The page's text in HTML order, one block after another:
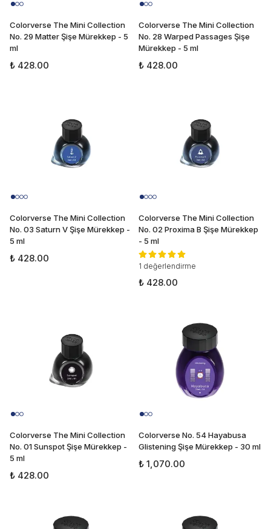
Colorverse The Mini Collection
No. 29 Matter Şişe Mürekkep - 5
ml
₺ 428.00
Colorverse The Mini Collection
No. 28 Warped Passages Şişe
Mürekkep - 5 ml
₺ 428.00
Colorverse The Mini Collection
No. 03 Saturn V Şişe Mürekkep -
5 ml
₺ 428.00
Colorverse The Mini Collection
No. 02 Proxima B Şişe Mürekkep
- 5 ml
1 değerlendirme
₺ 428.00
Colorverse The Mini Collection
No. 01 Sunspot Şişe Mürekkep -
5 ml
₺ 428.00
Colorverse No. 54 Hayabusa
Glistening Şişe Mürekkep - 30 ml
₺ 1,070.00